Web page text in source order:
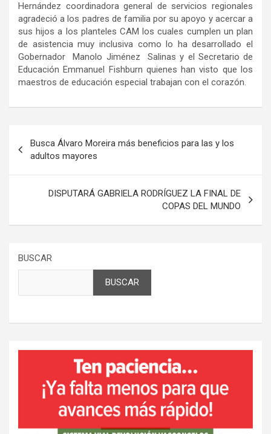
Hernández coordinadorageneral de servicios regionales
agradeció a los padres de familiapor su apoyo y acercar a
sus hijos a los planteles CAM los cuales cumplen un plan
de asistencia muy inclusiva como lo ha desarrollado el
Gobernador Manolo Jiménez Salinas y el Secretario de
Educación Emmanuel
Fishburn quienes han visto que los
maestros de educación especial trabajan con el corazón.
Navegación
de
entradas
Busca Álvaro Moreira más beneficios para las y los
adultos mayores
DISPUTARÁ GABRIELA RODRÍGUEZ LA FINAL DE
COPAS DEL MUNDO
BUSCAR
BUSCAR